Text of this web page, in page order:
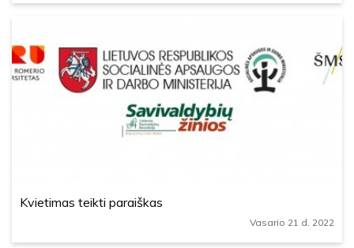
Kvietimas teikti paraiškas
Vasario 21 d. 2022